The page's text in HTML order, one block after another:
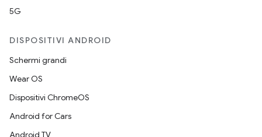
5G
DISPOSITIVI ANDROID
Schermi grandi
Wear OS
Dispositivi ChromeOS
Android for Cars
Android TV